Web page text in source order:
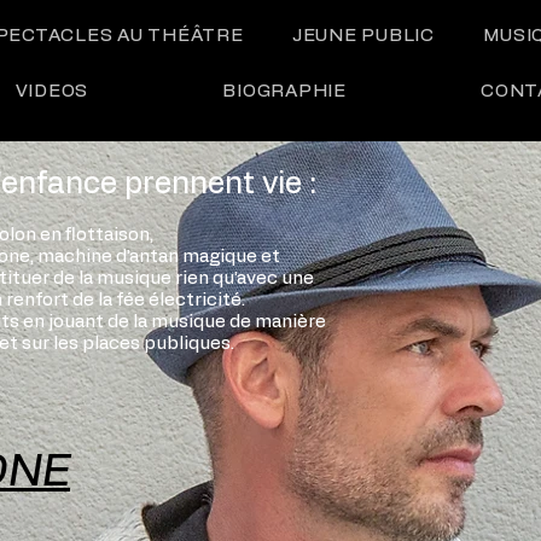
AU THÉÂTRE JEUNE PUBLIC
VIDEOS BIOGRAPHIE
prennent vie :​
en flottaison,
machine d’antan magique et
de la musique rien qu’avec une
renfort de la fée électricité.
en jouant de la musique de manière
sur les places publiques.